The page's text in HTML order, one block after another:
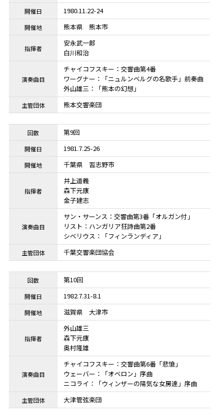
1980.11.22-24
熊本県 熊本市
安永武一郎
白川和治
チャイコフスキー：交響曲第4番
ワーグナー：「ニュルンベルグの名歌手」前奏曲
外山雄三：「熊本の幻想」
熊本交響楽団
第9回
1981.7.25-26
千葉県 習志野市
井上道義
森下元康
金子建志
サン・サーンス：交響曲第3番「オルガン付」
リスト：ハンガリア狂詩曲第2番
シベリウス：「フィンランディア」
千葉交響楽団協会
第10回
1982.7.31-8.1
滋賀県 大津市
外山雄三
森下元康
奥村隆雄
チャイコフスキー：交響曲第6番「悲愴」
ウェーバー：「オベロン」序曲
ニコライ：「ウィンザーの陽気な女房達」序曲
大津管弦楽団